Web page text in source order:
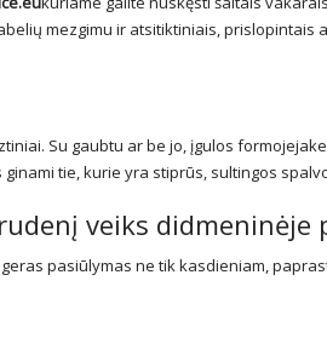
mezgimu ir atsitiktiniais, prislopintais
Su gaubtu ar be jo, įgulos
tie, kurie yra stiprūs, sultingos
veiks didmeninėje
pasiūlymas ne tik kasdieniam,